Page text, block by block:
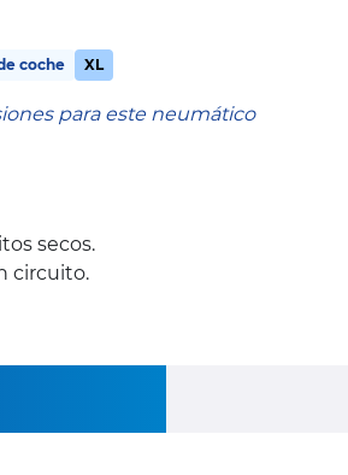
coche XL
para este neumático
secos.
circuito.